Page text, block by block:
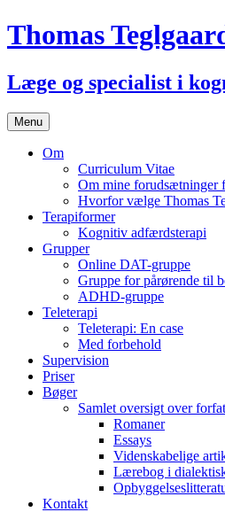
Thomas
Læge og specialist i
Menu Skip
to
content
Om
Curriculum Vitae
Om mine forudsætninger
Hvorfor vælge Thomas
Terapiformer
Kognitiv adfærdsterapi
Grupper
Online DAT-gruppe
Gruppe for pårørende til
ADHD-gruppe
Teleterapi
Teleterapi: En case
Med forbehold
Supervision
Priser
Bøger
Samlet oversigt over
Romaner
Essays
Videnskabelige
Lærebog i
Kontakt